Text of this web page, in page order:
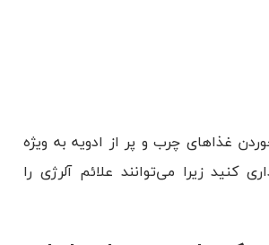
غذاهای چرب و پر از ادویه به ویژه
کنید زیرا می‌توانند علائم آلرژی را